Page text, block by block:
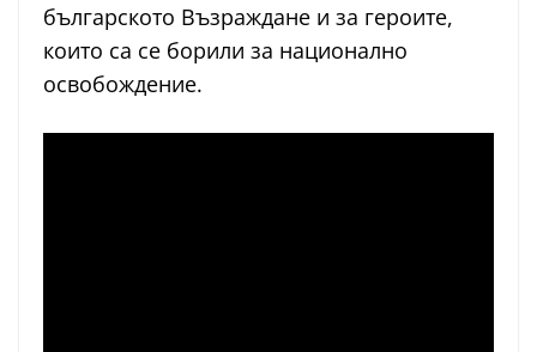
българското Възраждане и за героите,
които са се борили за национално
освобождение.